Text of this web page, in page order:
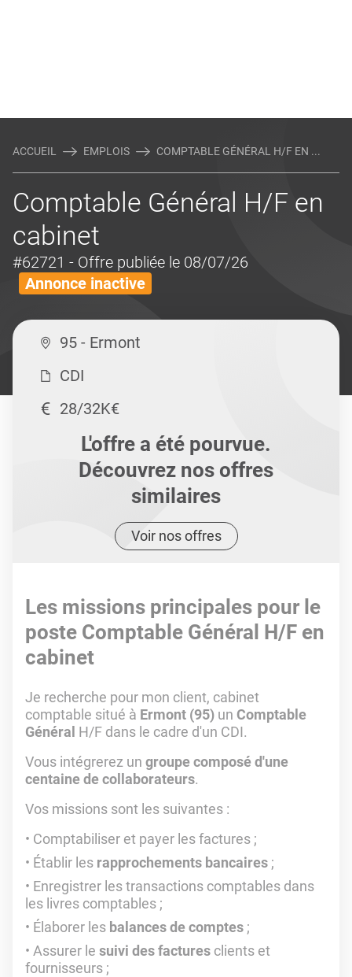
ACCUEIL EMPLOIS COMPTABLE GÉNÉRAL H/F EN ...
Comptable Général H/F en
cabinet
#62721 - Offre publiée le 08/07/26
Annonce inactive
95 - Ermont
CDI
28/32K€
L'offre a été pourvue.
Découvrez nos offres
similaires
Voir nos offres
Les missions principales pour le
poste Comptable Général H/F en
cabinet
Je recherche pour mon client, cabinet
comptable situé à Ermont (95) un Comptable
Général H/F dans le cadre d'un CDI.
Vous intégrerez un groupe composé d'une
centaine de collaborateurs.
Vos missions sont les suivantes :
Comptabiliser et payer les factures ;
Établir les rapprochements bancaires ;
Enregistrer les transactions comptables dans
les livres comptables ;
Élaborer les balances de comptes ;
Assurer le suivi des factures clients et
fournisseurs ;